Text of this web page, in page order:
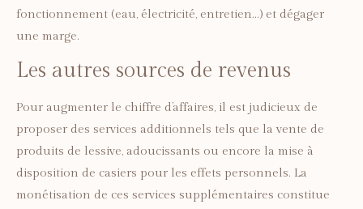
fonctionnement (eau, électricité, entretien…) et dégager
une marge.
Les autres sources de revenus
Pour augmenter le chiffre d’affaires, il est judicieux de
proposer des services additionnels tels que la vente de
produits de lessive, adoucissants ou encore la mise à
disposition de casiers pour les effets personnels. La
monétisation de ces services supplémentaires constitue